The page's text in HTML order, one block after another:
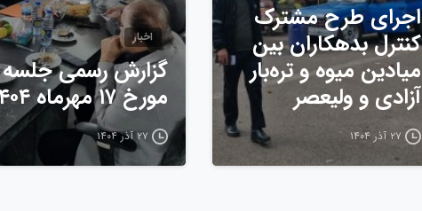
اجرای طرح مشترک
کنترل بدهکاران بین
میادین میوه و تره‌بار
آزادی و ولیعصر
۲۷ آذر ۱۴۰۴
اخبار
گزارش رسمی جلسه
مورخ ۱۷ مهرماه ۱۴۰۴
۲۷ آذر ۱۴۰۴